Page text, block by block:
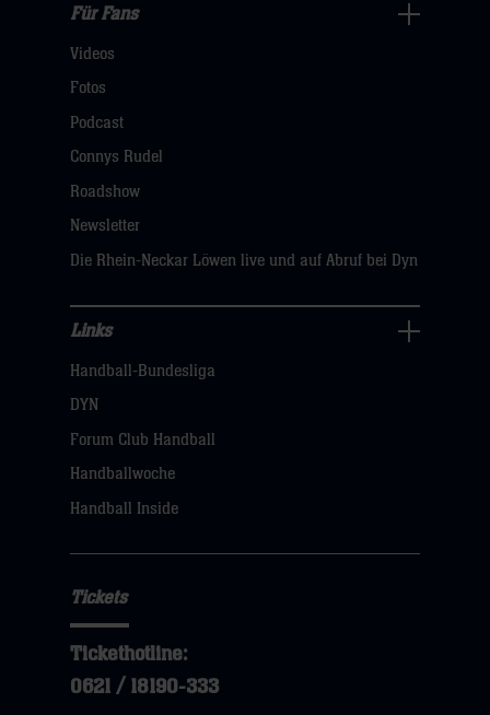
Fans
Navigation
öffnen,
dann
hier
Für Fans
Videos
Fotos
Podcast
Connys Rudel
Roadshow
Newsletter
Die Rhein-Neckar Löwen live und auf Abruf bei Dyn
Navigation
öffnen,
dann
klicken
Links
Handball-Bundesliga
DYN
Forum Club Handball
Handballwoche
Handball Inside
Tickets
Tickethotline:
0621 / 18190-333